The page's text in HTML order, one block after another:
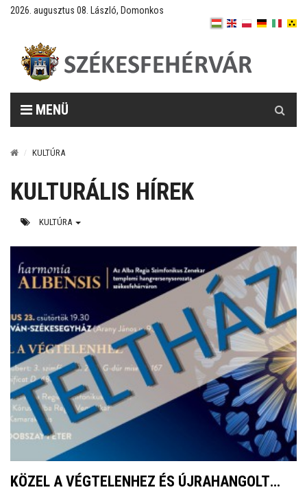
2026. augusztus 08. László, Domonkos
MENÜ
KULTÚRA
KULTURÁLIS HÍREK
KULTÚRA
KÖZEL A VÉGTELENHEZ ÉS ÚJRAHANGOLT